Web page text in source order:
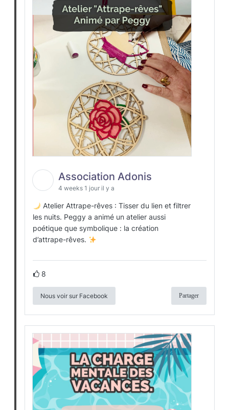
Association Adonis
4 weeks 1 jour il y a
Atelier Attrape-rêves : Tisser du lien et filtrer
les nuits. Peggy a animé un atelier aussi
poétique que symbolique : la création
d’attrape-rêves.
8
Nous voir sur Facebook Partager